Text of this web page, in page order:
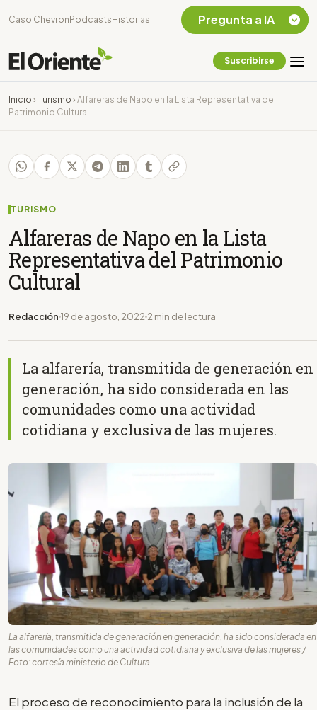
Caso Chevron Podcasts Historias
Suscribirse
Inicio › Turismo › Alfareras de Napo en la Lista Representativa del
Patrimonio Cultural
TURISMO
Alfareras de Napo en la Lista
Representativa del Patrimonio
Cultural
Redacción 19 de agosto, 2022 2 min de lectura
La alfarería, transmitida de generación en
generación, ha sido considerada en las
comunidades como una actividad
cotidiana y exclusiva de las mujeres.
La alfarería, transmitida de generación en generación, ha sido considerada en
las comunidades como una actividad cotidiana y exclusiva de las mujeres /
Foto: cortesía ministerio de Cultura
El proceso de reconocimiento para la inclusión de la
Pregunta a IA
Chevron Ecuador